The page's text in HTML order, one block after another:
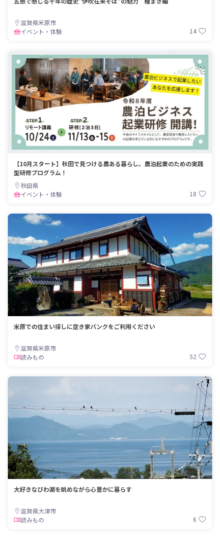
滋賀県米原市
イベント・体験
14
【10月スタート】秋田で見つける農ある暮らし。農泊起業のための実践
型研修プログラム！
秋田県
イベント・体験
18
米原での住まい探しに空き家バンクをご利用ください
滋賀県米原市
読みもの
52
大好きなびわ湖を眺めながら心豊かに暮らす
滋賀県大津市
読みもの
6